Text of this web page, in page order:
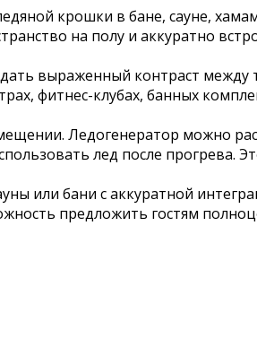
крошки в бане, сауне,
на полу и аккуратно
выраженный контраст
фитнес-клубах, банных
Ледогенератор можно
лед после прогрева.
или бани с аккуратной
предложить гостям